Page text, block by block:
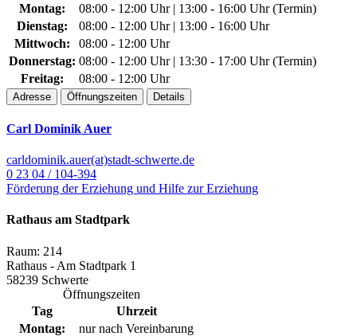
Montag:
08:00 - 12:00 Uhr | 13:00 - 16:00 Uhr (Termin)
Dienstag:
08:00 - 12:00 Uhr | 13:00 - 16:00 Uhr
Mittwoch:
08:00 - 12:00 Uhr
Donnerstag: 08:00 - 12:00 Uhr | 13:30 - 17:00 Uhr (Termin)
Freitag:
08:00 - 12:00 Uhr
Adresse Öffnungszeiten Details
Carl Dominik Auer
carldominik.auer(at)stadt-schwerte.de
0 23 04 / 104-394
Förderung der Erziehung und Hilfe zur Erziehung
Rathaus am Stadtpark
Raum: 214
Rathaus - Am Stadtpark 1
58239 Schwerte
Öffnungszeiten
Tag
Uhrzeit
Montag:
nur nach Vereinbarung